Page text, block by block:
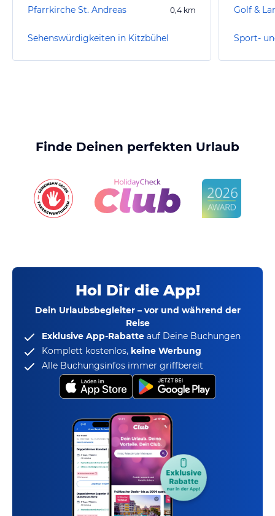
Pfarrkirche St. Andreas 0,4 km
Sehenswürdigkeiten in Kitzbühel
Golf &
Finde Deinen perfekten Urlaub
Hol Dir die App!
Dein Urlaubsbegleiter – vor und während der
Reise
Exklusive App-Rabatte auf Deine Buchungen
Komplett kostenlos, keine Werbung
Alle Buchungsinfos immer griffbereit